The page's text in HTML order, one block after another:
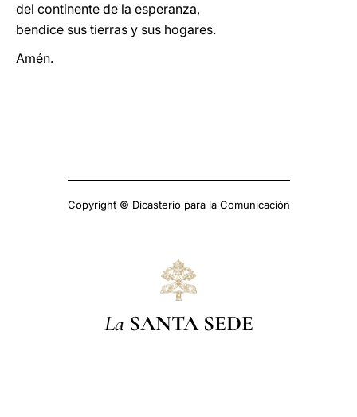
del continente de la esperanza,
bendice sus tierras y sus hogares.
Amén.
Copyright © Dicasterio para la Comunicación
La SANTA SEDE